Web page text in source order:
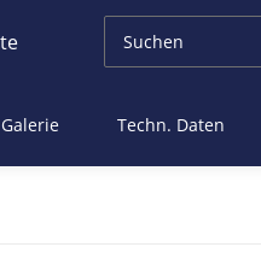
Galerie Techn. Daten